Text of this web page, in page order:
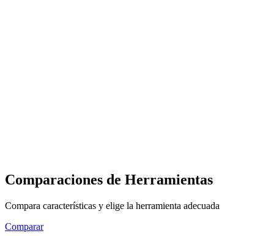
Comparaciones de Herramientas
Compara características y elige la herramienta adecuada
Comparar